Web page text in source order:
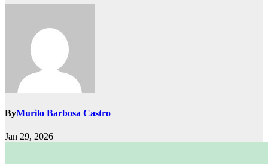
ByMurilo Barbosa Castro
Jan 29, 2026